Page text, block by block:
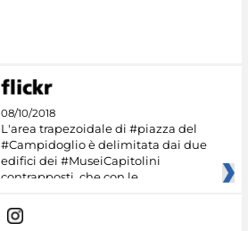
08/10/2018
L'area trapezoidale di #piazza del
#Campidoglio è delimitata dai due
edifici dei #MuseiCapitolini
contrapposti, che con le